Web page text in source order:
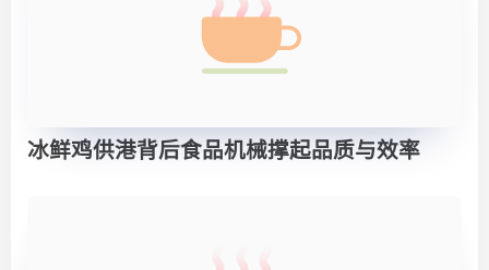
冰鲜鸡供港背后食品机械撑起品质与效率